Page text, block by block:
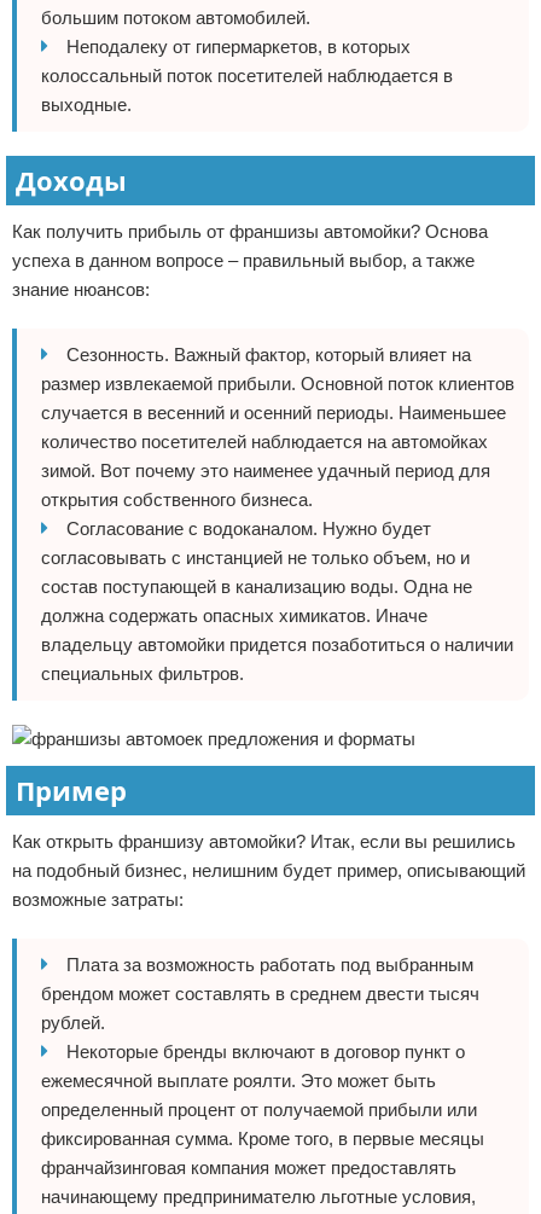
большим потоком автомобилей.
Неподалеку от гипермаркетов, в которых
колоссальный поток посетителей наблюдается в
выходные.
Доходы
Как получить прибыль от франшизы автомойки? Основа
успеха в данном вопросе – правильный выбор, а также
знание нюансов:
Сезонность. Важный фактор, который влияет на
размер извлекаемой прибыли. Основной поток клиентов
случается в весенний и осенний периоды. Наименьшее
количество посетителей наблюдается на автомойках
зимой. Вот почему это наименее удачный период для
открытия собственного бизнеса.
Согласование с водоканалом. Нужно будет
согласовывать с инстанцией не только объем, но и
состав поступающей в канализацию воды. Одна не
должна содержать опасных химикатов. Иначе
владельцу автомойки придется позаботиться о наличии
специальных фильтров.
Пример
Как открыть франшизу автомойки? Итак, если вы решились
на подобный бизнес, нелишним будет пример, описывающий
возможные затраты:
Плата за возможность работать под выбранным
брендом может составлять в среднем двести тысяч
рублей.
Некоторые бренды включают в договор пункт о
ежемесячной выплате роялти. Это может быть
определенный процент от получаемой прибыли или
фиксированная сумма. Кроме того, в первые месяцы
франчайзинговая компания может предоставлять
начинающему предпринимателю льготные условия,